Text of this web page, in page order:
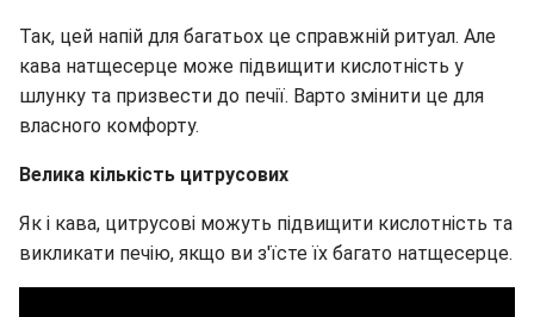
Так, цей напій для багатьох це справжній ритуал. Але
кава натщесерце може підвищити кислотність у
шлунку та призвести до печії. Варто змінити це для
власного комфорту.
Велика кількість цитрусових
Як і кава, цитрусові можуть підвищити кислотність та
викликати печію, якщо ви з'їсте їх багато натщесерце.